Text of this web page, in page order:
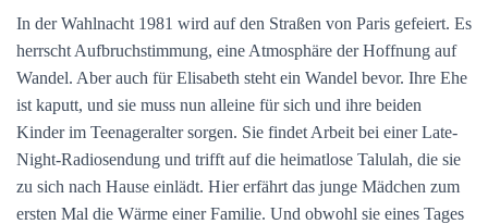
In der Wahlnacht 1981 wird auf den Straßen von Paris gefeiert. Es
herrscht Aufbruchstimmung, eine Atmosphäre der Hoffnung auf
Wandel. Aber auch für Elisabeth steht ein Wandel bevor. Ihre Ehe
ist kaputt, und sie muss nun alleine für sich und ihre beiden
Kinder im Teenageralter sorgen. Sie findet Arbeit bei einer Late-
Night-Radio­sendung und trifft auf die heimatlose Talulah, die sie
zu sich nach Hause einlädt. Hier erfährt das junge Mädchen zum
ersten Mal die Wärme einer Familie. Und obwohl sie eines Tages